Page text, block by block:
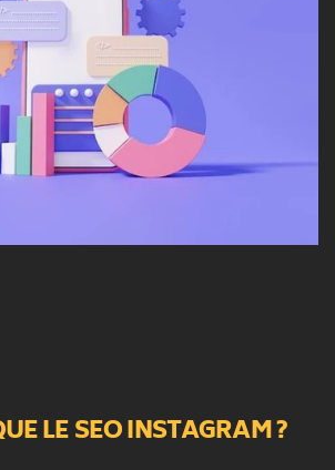
LE SEO INSTAGRAM ?